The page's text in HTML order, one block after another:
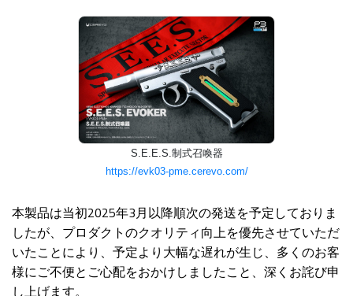
S.E.E.S.制式召喚器
https://evk03-pme.cerevo.com/
本製品は当初2025年3月以降順次の発送を予定しておりま
したが、プロダクトのクオリティ向上を優先させていただ
いたことにより、予定より大幅な遅れが生じ、多くのお客
様にご不便とご心配をおかけしましたこと、深くお詫び申
し上げます。